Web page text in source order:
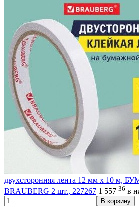
двухсторонняя лента 12 мм х 10
BRAUBERG 2 шт., 227267 1 557 36 в
В корзину